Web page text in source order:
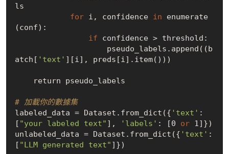
ls
for i, confidence in enumerate
(conf):
if confidence > threshold:
atch[ 'text' ][i], preds[i].item()))
# 加載你的數據集
labeled_data = Dataset.from_dict({ 'text' :
[ "your labeled text" ], 'labels' : [0 or 1]})
unlabeled_data = Dataset.from_dict({ 'text' :
[ "LLM generated text" ]})